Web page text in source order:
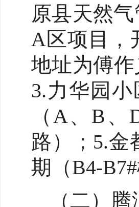
原县天然
A区项目，
地址为傅
3.力华园
（A、B
路）；5.金
期（B4-
（二）